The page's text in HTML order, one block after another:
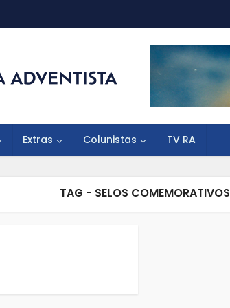
Extras Colunistas TV RA
TAG - SELOS COMEMORATIVOS